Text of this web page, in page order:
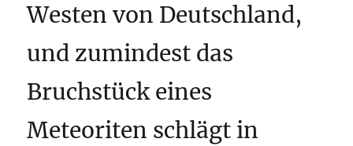
Westen von Deutschland,
und zumindest das
Bruchstück eines
Meteoriten schlägt in